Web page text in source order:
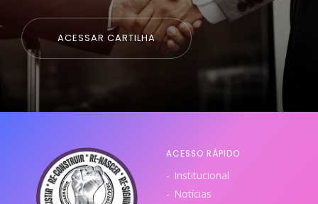
ACESSAR CARTILHA
ACESSO RÁPIDO
Institucional
Notícias